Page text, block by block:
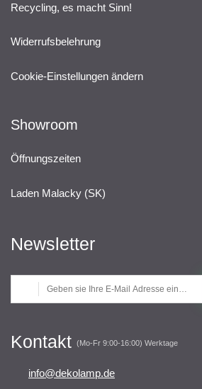
Recycling, es macht Sinn!
Widerrufsbelehrung
Cookie-Einstellungen ändern
Showroom
Öffnungszeiten
Laden Malacky (SK)
Newsletter
Kontakt (Mo-Fr 9:00-16:00) Werktage
info@dekolamp.de